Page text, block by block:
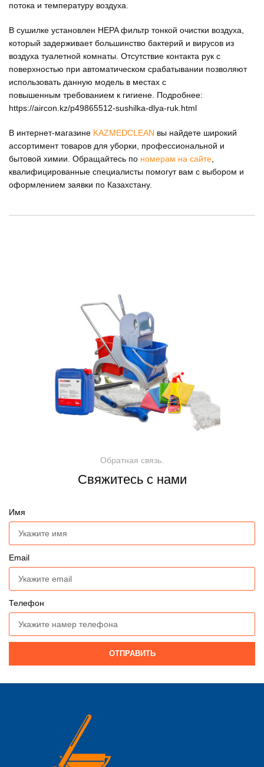
потока и температуру воздуха.
В сушилке установлен HEPA фильтр тонкой очистки воздуха,
который задерживает большинство бактерий и вирусов из
воздуха туалетной комнаты. Отсутствие контакта рук с
поверхностью при автоматическом срабатывании позволяют
использовать данную модель в местах с
повышенным требованием к гигиене. Подробнее:
https://aircon.kz/p49865512-sushilka-dlya-ruk.html
В интернет-магазине KAZMEDCLEAN вы найдете широкий
ассортимент товаров для уборки, профессиональной и
бытовой химии. Обращайтесь по номерам на сайте
квалифицированные специалисты помогут вам с выбором и
оформлением заявки по Казахстану.
Обратная связь.
Свяжитесь с нами
Имя
Email
Телефон
ОТПРАВИТЬ